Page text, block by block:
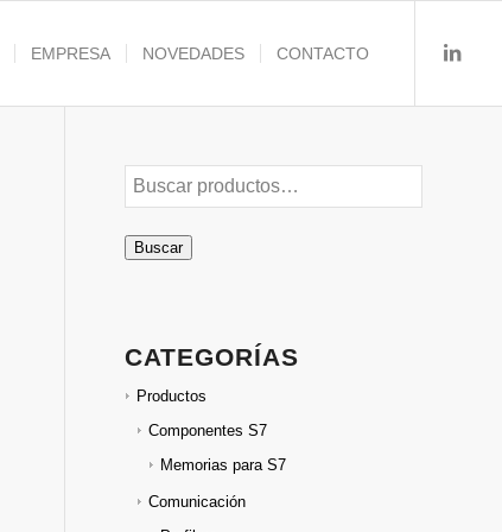
EMPRESA NOVEDADES CONTACTO
Buscar
CATEGORÍAS
Productos
Componentes S7
Memorias para S7
Comunicación